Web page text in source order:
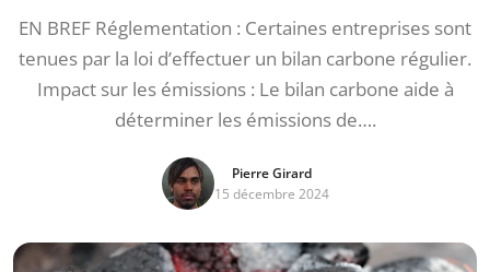
EN BREF Réglementation : Certaines entreprises sont
tenues par la loi d’effectuer un bilan carbone régulier.
Impact sur les émissions : Le bilan carbone aide à
déterminer les émissions de….
Pierre Girard
15 décembre 2024